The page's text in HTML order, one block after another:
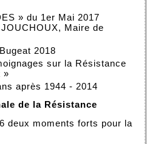
» du 1er Mai 2017
Maire de
2018
sur la Résistance
»
après 1944 - 2014
de la Résistance
deux moments forts pour la